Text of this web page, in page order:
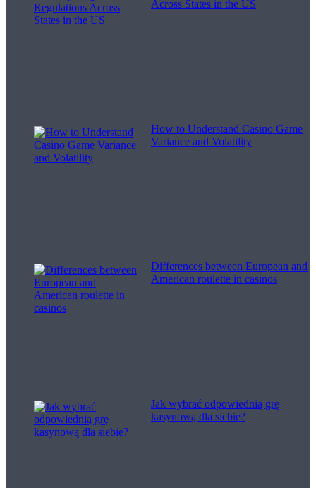
Across States in the US
How to Understand Casino Game
Variance and Volatility
Differences between European and
American roulette in casinos
Jak wybrać odpowiednią grę
kasynową dla siebie?